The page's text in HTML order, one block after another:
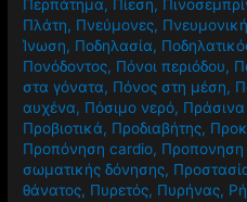
Περπάτημα, Πίεση,
Πλάτη, Πνεύμονες,
Ίνωση, Ποδηλασία,
Πονόδοντος, Πόνοι περιόδου,
στα γόνατα, Πόνος στη μέση,
αυχένα, Πόσιμο νερό,
Προβιοτικά, Προδιαβήτης,
Προπόνηση cardio, Προπονηση
σωματικής δόνησης,
θάνατος, Πυρετός, Πυρήνας,